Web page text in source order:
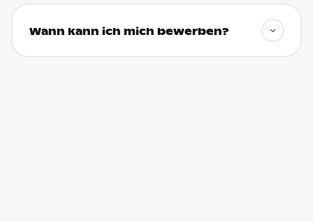
Wann kann ich mich bewerben?